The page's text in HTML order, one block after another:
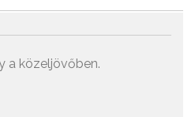
a közeljövőben.